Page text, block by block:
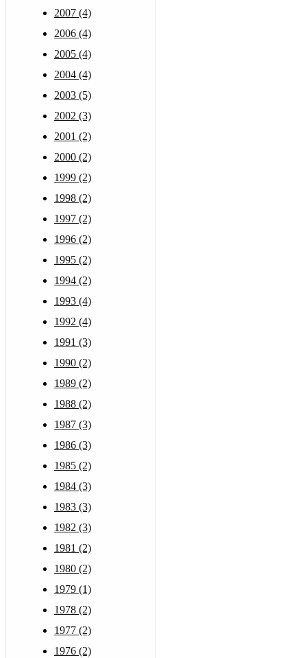
2007 (4)
2006 (4)
2005 (4)
2004 (4)
2003 (5)
2002 (3)
2001 (2)
2000 (2)
1999 (2)
1998 (2)
1997 (2)
1996 (2)
1995 (2)
1994 (2)
1993 (4)
1992 (4)
1991 (3)
1990 (2)
1989 (2)
1988 (2)
1987 (3)
1986 (3)
1985 (2)
1984 (3)
1983 (3)
1982 (3)
1981 (2)
1980 (2)
1979 (1)
1978 (2)
1977 (2)
1976 (2)